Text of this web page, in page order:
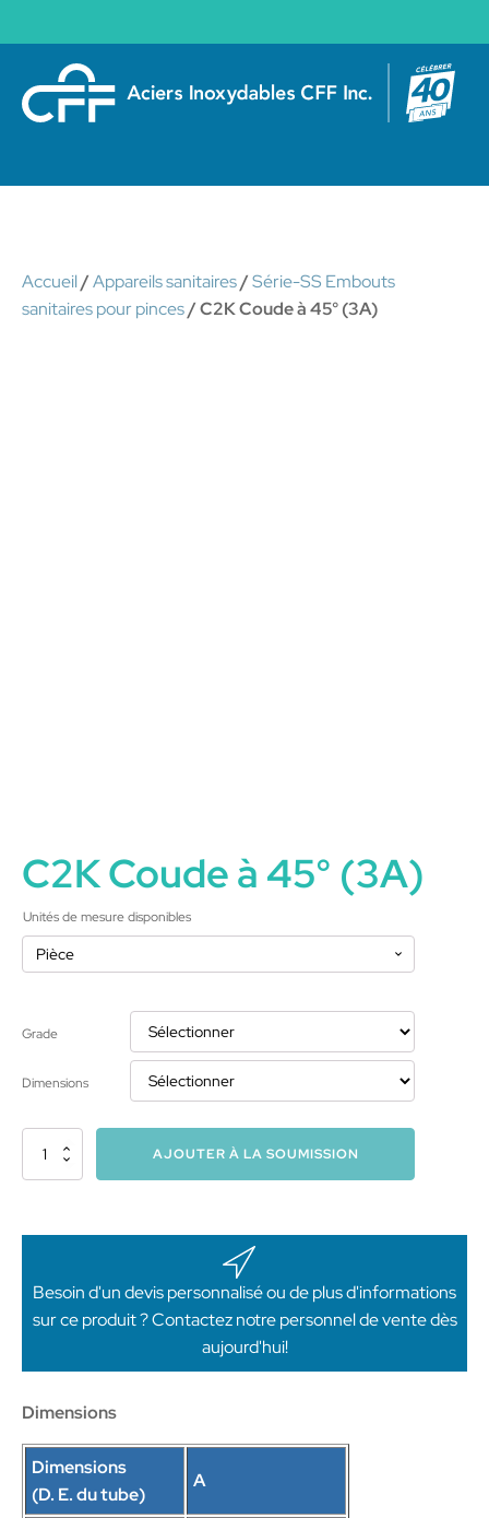
Accueil/Appareils sanitaires/Série-SS Embouts
sanitaires pour pinces/ C2K Coude à 45° (3A)
C2K Coude à 45° (3A)
Unités de mesure disponibles
Grade
Dimensions
quantité
AJOUTER À LA SOUMISSION
Besoin d'un devis personnalisé ou de plus d'informations
sur ce produit ? Contactez notre personnel de vente dès
aujourd'hui!
Dimensions
Dimensions
(D. E. du tube)
A